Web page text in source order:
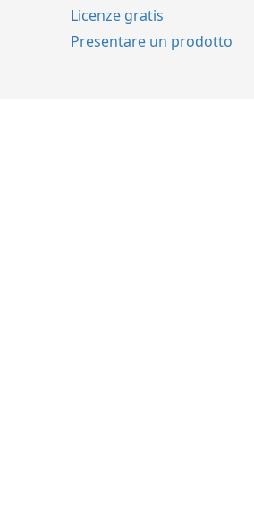
Licenze gratis
Presentare un prodotto